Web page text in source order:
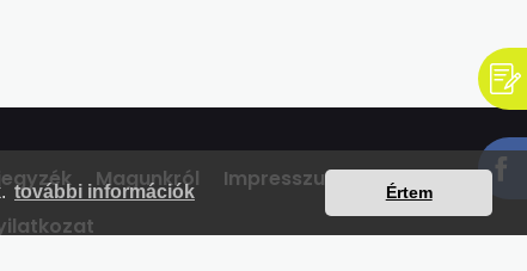
további információk Értem
Magunkról Impresszum
Kapcsolat